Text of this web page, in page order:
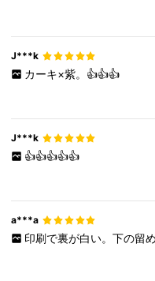
J***k
カーキ×紫。👍👍👍
J***k
👍👍👍👍👍
a***a
印刷で裏が白い。下の留